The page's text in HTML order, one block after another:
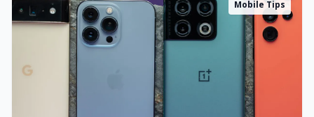
Mobile Tips